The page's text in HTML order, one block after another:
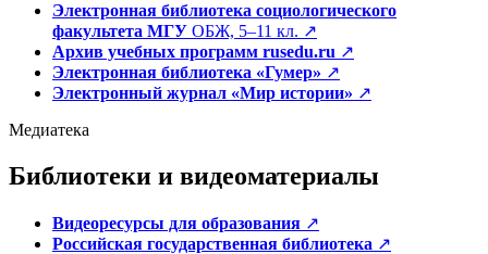
Электронная библиотека социологического
факультета МГУ ОБЖ, 5–11 кл. ↗
Архив учебных программ rusedu.ru ↗
Электронная библиотека «Гумер» ↗
Электронный журнал «Мир истории» ↗
Медиатека
Библиотеки и видеоматериалы
Видеоресурсы для образования ↗
Российская государственная библиотека ↗